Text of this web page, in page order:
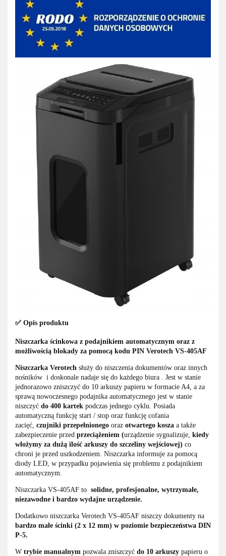
✅ Opis produktu
Niszczarka ścinkowa z podajnikiem automatycznym oraz z
możliwością blokady za pomocą kodu PIN Verotech VS-405AF
Niszczarka Verotech służy do niszczenia dokumentów oraz innych
nośników i doskonale nadaje się do każdego biura . Jest w stanie
jednorazowo zniszczyć do 10 arkuszy papieru w formacie A4, a za
sprawą nowoczesnego podajnika automatycznego jest w stanie
niszczyć do 400 kartek podczas jednego cyklu. Posiada
automatyczną funkcję start / stop oraz funkcję cofania
zacięć, czujniki przepełnionego oraz otwartego kosza a także
zabezpieczenie przed przeciążeniem (urządzenie sygnalizuje, kiedy
włożymy za dużą ilość arkuszy do szczeliny wejściowej) co
chroni je przed uszkodzeniem. Niszczarka informuje za pomocą
diody LED, w przypadku pojawienia się problemu z podajnikiem
automatycznym.
Niszczarka VS-405AF to solidne, profesjonalne, wytrzymałe,
niezawodne i bardzo wydajne urządzenie.
Dodatkowo niszczarka Verotech VS-405AF niszczy dokumenty na
bardzo małe ścinki (2 x 12 mm) w poziomie bezpieczeństwa DIN
P-5.
W trybie manualnym pozwala zniszczyć do 10 arkuszy papieru o